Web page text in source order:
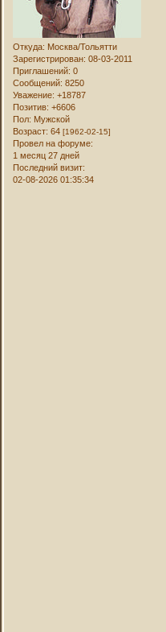
Откуда: Москва/Тольятти
Зарегистрирован: 08-03-2011
Приглашений: 0
Сообщений: 8250
Уважение: +18787
Позитив: +6606
Пол: Мужской
Возраст: 64[1962-02-15]
Провел на форуме:
1 месяц 27 дней
Последний визит:
02-08-2026 01:35:34